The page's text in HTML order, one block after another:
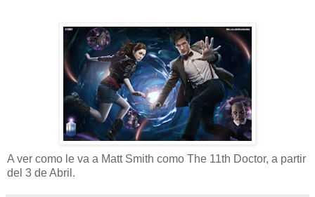
A ver como le va a Matt Smith como The 11th Doctor, a partir
del 3 de Abril.